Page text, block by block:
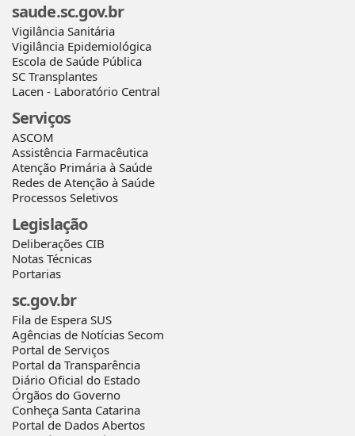
saude.sc.gov.br
Vigilância Sanitária
Vigilância Epidemiológica
Escola de Saúde Pública
SC Transplantes
Lacen - Laboratório Central
Serviços
ASCOM
Assistência Farmacêutica
Atenção Primária à Saúde
Redes de Atenção à Saúde
Processos Seletivos
Legislação
Deliberações CIB
Notas Técnicas
Portarias
sc.gov.br
Fila de Espera SUS
Agências de Notícias Secom
Portal de Serviços
Portal da Transparência
Diário Oficial do Estado
Órgãos do Governo
Conheça Santa Catarina
Portal de Dados Abertos